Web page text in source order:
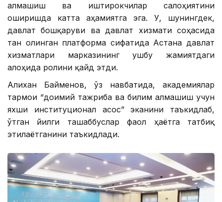
алмашиш ва иштирокчилар салоҳиятини
оширишда катта аҳамиятга эга. У, шунингдек,
давлат бошқаруви ва давлат хизмати соҳасида
тан олинган платформа сифатида Астана давлат
хизматлари марказининг ушбу жамиятдаги
алоҳида ролини қайд этди.
Алихан Байменов, ўз навбатида, академиялар
тармоғи “доимий тажриба ва билим алмашиш учун
яхши институционал асос” эканини таъкидлаб,
ўтган йилги ташаббуслар фаол ҳаётга татбиқ
этилаётганини таъкидлади.